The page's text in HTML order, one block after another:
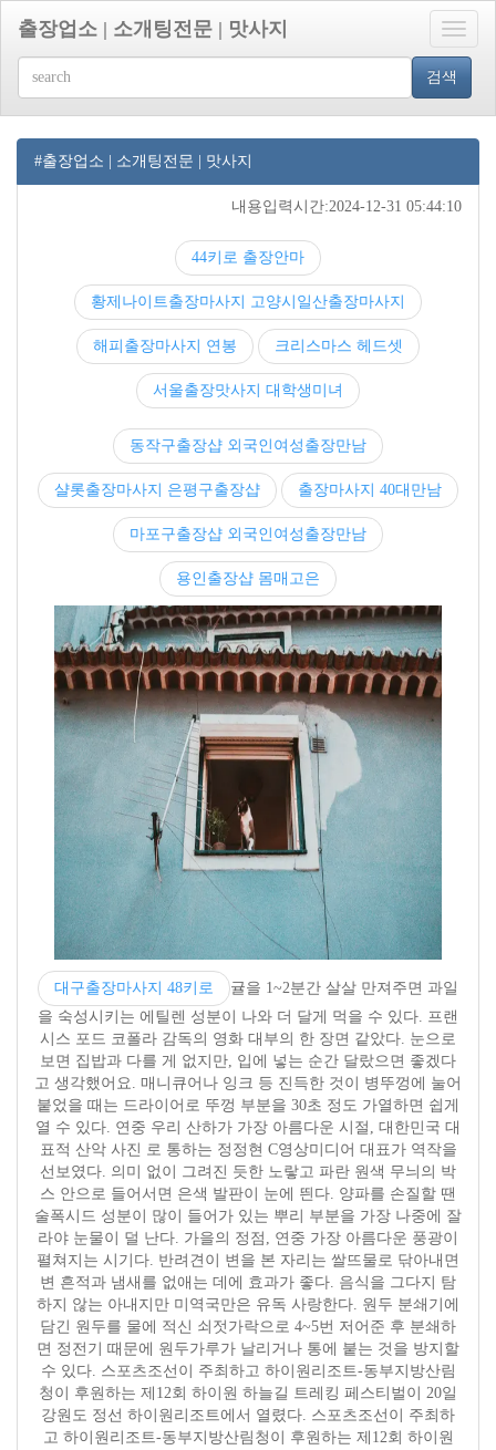
Toggle
출장업소 | 소개팅전문 | 맛사지
검색
#출장업소 | 소개팅전문 | 맛사지
내용입력시간:2024-12-31 05:44:10
44키로 출장안마
황제나이트출장마사지 고양시일산출장마사지
해피출장마사지 연봉 크리스마스 헤드셋
서울출장맛사지 대학생미녀
동작구출장샵 외국인여성출장만남
샬롯출장마사지 은평구출장샵 출장마사지 40대만남
마포구출장샵 외국인여성출장만남
용인출장샵 몸매고은
대구출장마사지 48키로
귤을 1~2분간 살살 만져주면 과일
을 숙성시키는 에틸렌 성분이 나와 더 달게 먹을 수 있다. 프랜
시스 포드 코폴라 감독의 영화 대부의 한 장면 같았다. 눈으로
보면 집밥과 다를 게 없지만, 입에 넣는 순간 달랐으면 좋겠다
고 생각했어요. 매니큐어나 잉크 등 진득한 것이 병뚜껑에 눌어
붙었을 때는 드라이어로 뚜껑 부분을 30초 정도 가열하면 쉽게
열 수 있다. 연중 우리 산하가 가장 아름다운 시절, 대한민국 대
표적 산악 사진 로 통하는 정정현 C영상미디어 대표가 역작을
선보였다. 의미 없이 그려진 듯한 노랗고 파란 원색 무늬의 박
스 안으로 들어서면 은색 발판이 눈에 띈다. 양파를 손질할 땐
술폭시드 성분이 많이 들어가 있는 뿌리 부분을 가장 나중에 잘
라야 눈물이 덜 난다. 가을의 정점, 연중 가장 아름다운 풍광이
펼쳐지는 시기다. 반려견이 변을 본 자리는 쌀뜨물로 닦아내면
변 흔적과 냄새를 없애는 데에 효과가 좋다. 음식을 그다지 탐
하지 않는 아내지만 미역국만은 유독 사랑한다. 원두 분쇄기에
담긴 원두를 물에 적신 쇠젓가락으로 4~5번 저어준 후 분쇄하
면 정전기 때문에 원두가루가 날리거나 통에 붙는 것을 방지할
수 있다. 스포츠조선이 주최하고 하이원리조트-동부지방산림
청이 후원하는 제12회 하이원 하늘길 트레킹 페스티벌이 20일
강원도 정선 하이원리조트에서 열렸다. 스포츠조선이 주최하
고 하이원리조트-동부지방산림청이 후원하는 제12회 하이원